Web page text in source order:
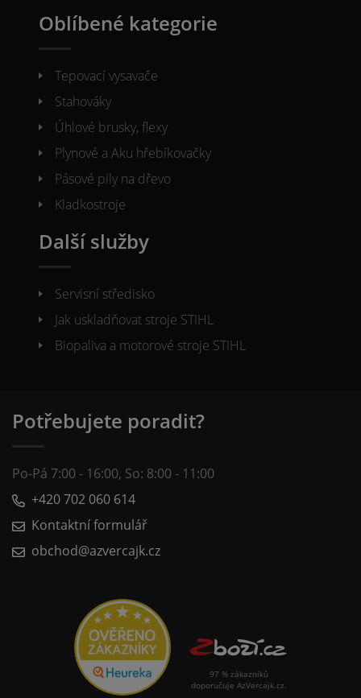
Oblíbené kategorie
Tepovací vysavače
Stahováky
Úhlové brusky, flexy
Plynové a Aku hřebíkovačky
Pásové pily na dřevo
Kladkostroje
Další služby
Servisní středisko
Jak uskladňovat stroje STIHL
Biopaliva a motorové stroje STIHL
Potřebujete poradit?
Po-Pá 7:00 - 16:00, So: 8:00 - 11:00
+420 702 060 614
Kontaktní formulář
obchod@azvercajk.cz
97 % zákazníků
doporučuje AzVercajk.cz.